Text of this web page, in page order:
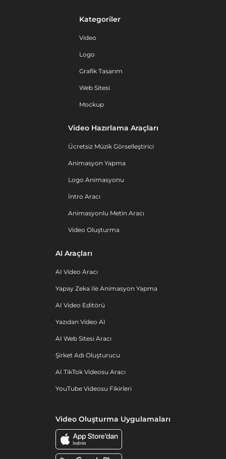
Kategoriler
Video
Logo
Grafik Tasarım
Web Sitesi
Mockup
Video Hazırlama Araçları
Ücretsiz Müzik Görselleştirici
Animasyon Yapma
Logo Animasyonu
İntro Aracı
Animasyonlu Metin Aracı
Video Oluşturma
AI Araçları
AI Video Aracı
Yapay Zeka Ile Animasyon Yapma
AI Video Editörü
Yazıdan Video AI
AI Web Sitesi Aracı
Şirket Adı Oluşturucu
AI TikTok Videosu Aracı
YouTube Videosu Fikirleri
Video Oluşturma Uygulamaları